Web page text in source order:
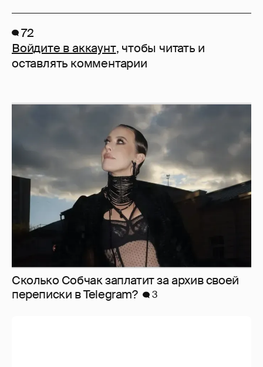
72
Войдите в аккаунт, чтобы читать и
оставлять комментарии
Сколько Собчак заплатит за архив своей
перeписки в Telegram?
3